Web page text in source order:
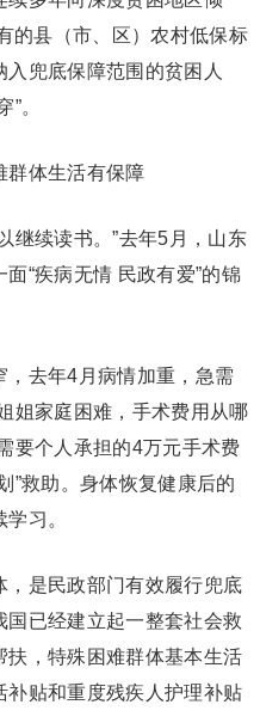
的县（市、区）农村低保标
兜底保障范围的贫困人
。
体生活有保障
续读书。”去年5月，山东
“疾病无情 民政有爱”的锦
去年4月病情加重，急需
姐家庭困难，手术费用从哪
要个人承担的4万元手术费
”救助。身体恢复健康后的
习。
是民政部门有效履行兜底
已经建立起一整套社会救
扶，特殊困难群体基本生活
补贴和重度残疾人护理补贴